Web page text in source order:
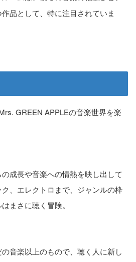
品として、特に注目されていま
GREEN APPLEの音楽世界を楽
成長や音楽への情熱を映し出して
、エレクトロまで、ジャンルの枠
まさに聴く冒険。
音楽以上のもので、聴く人に新し